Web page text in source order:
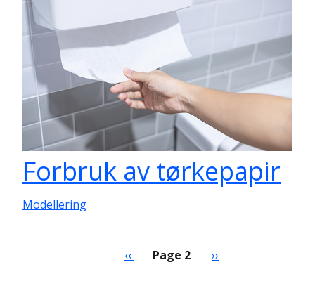
Forbruk av tørkepapir
Modellering
PaginationPrevious page
‹‹ Page 2 Next page
››